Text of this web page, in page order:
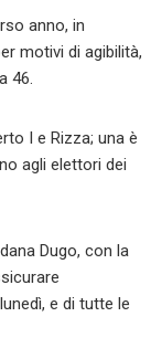
anno, in
motivi di agibilità,
46.
I e Rizza; una è
agli elettori dei
Dugo, con la
e di tutte le